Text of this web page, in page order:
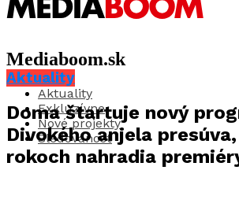
Mediaboom.sk
Aktuality
Exkluzívne
Nové projekty
Sledovanosť
Aktuality
Doma štartuje nový
Divokého anjela
rokoch nahradia